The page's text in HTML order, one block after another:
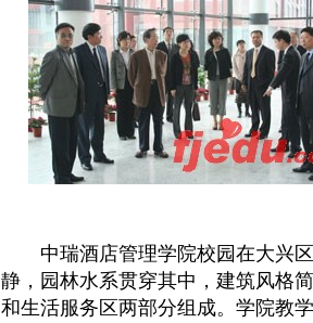
中瑞酒店管理学院校园在大兴区
静，园林水系贯穿其中，建筑风格
和生活服务区两部分组成。学院教